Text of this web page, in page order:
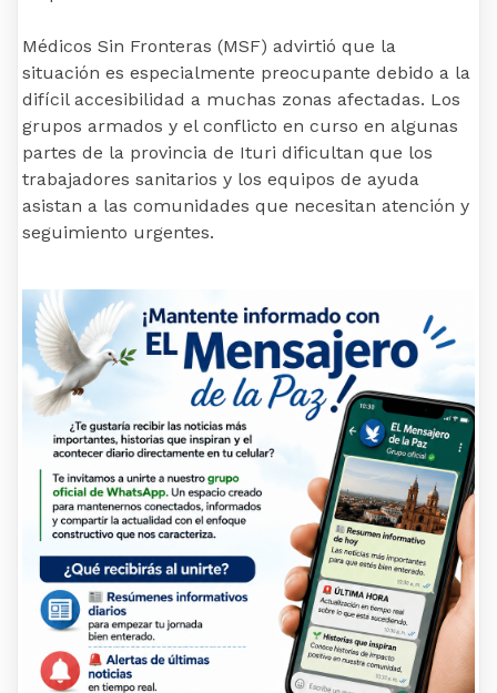
Médicos Sin Fronteras (MSF) advirtió que la
situación es especialmente preocupante debido a la
difícil accesibilidad a muchas zonas afectadas. Los
grupos armados y el conflicto en curso en algunas
partes de la provincia de Ituri dificultan que los
trabajadores sanitarios y los equipos de ayuda
asistan a las comunidades que necesitan atención y
seguimiento urgentes.